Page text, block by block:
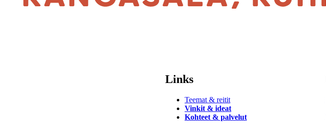
Links
Teemat & reitit
Vinkit & ideat
Kohteet & palvelut